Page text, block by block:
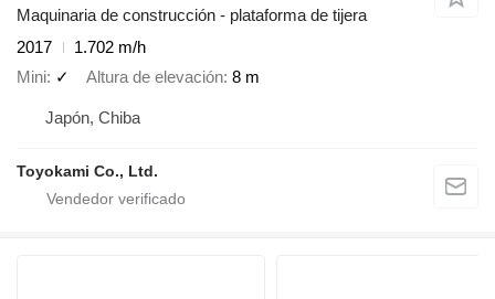
Maquinaria de construcción - plataforma de tijera
2017
1.702 m/h
Mini ✓ Altura de elevación 8 m
Japón, Chiba
Toyokami Co., Ltd.